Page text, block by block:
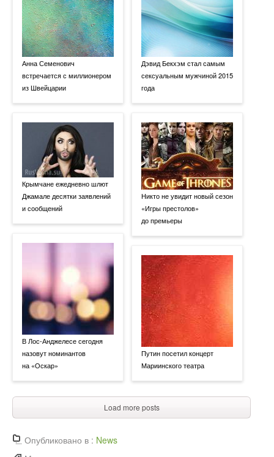
Анна Семенович
встречается с миллионером
из Швейцарии
Крымчане ежедневно шлют
Джамале десятки заявлений
и сообщений
В Лос-Анджелесе сегодня
назовут номинантов
на «Оскар»
Дэвид Бекхэм стал самым
сексуальным мужчиной 2015
года
Никто не увидит новый сезон
«Игры престолов»
до премьеры
Путин посетил концерт
Мариинского театра
Load more posts
Опубликовано в : News